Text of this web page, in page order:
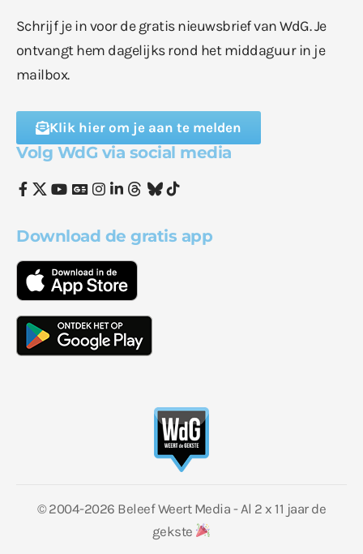
Schrijf je in voor de gratis nieuwsbrief van WdG. Je
ontvangt hem dagelijks rond het middaguur in je
mailbox.
Klik hier om je aan te melden
Volg WdG via social media
Download de gratis app
© 2004-2026 Beleef Weert Media - Al 2 x 11 jaar de
gekste